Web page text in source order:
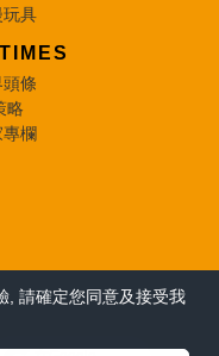
, 請確定您同意及接受我
玩具
條
略
欄